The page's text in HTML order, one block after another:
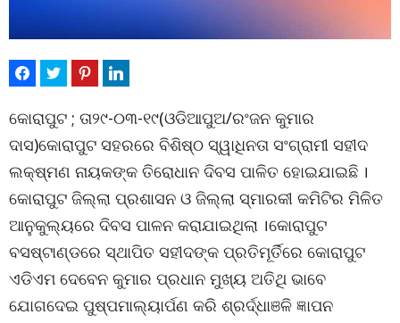
କୋରାପୁଟ ; ତା୨୯-୦୩-୧୯(ଓଡିଆପୁଅ/ରଂଜନ କୁମାର
ଦାସ)କୋରାପୁଟ ସହରରେ ବିଶିଷ୍ଠ ସ୍ୱାଧିନତା ସଂଗ୍ରାମୀ ସହୀଦ
ଲକ୍ଷ୍ମଣ ନାୟକଙ୍କ ତିରୋଧାନ ଦିବସ ପାଳିତ ହୋଇଯାଇଛି ।
କୋରାପୁଟ ଜିଲ୍ଲା ପ୍ରଶାସନ ଓ ଜିଲ୍ଲା ସ୍ମାରକୀ କମିଟିର ମିଳିତ
ଆନୁକୁଲ୍ୟରେ ଦିବସ ପାଳନ କରାଯାଇଥିଲା ।କୋରାପୁଟ
ବସଷ୍ଟାଣ୍ଡରେ ସ୍ଥାପିତ ସହୀଦଙ୍କ ପ୍ରତିମୂର୍ତିରେ କୋରାପୁଟ
ଏଡିଏମ ଦେବେନ କୁମାର ପ୍ରଧାନ ମୁଖ୍ୟ ଅତିଥି ଭାବେ
ଯୋଗଦେଇ ପୁଷ୍ପମାଲ୍ୟାର୍ପଣ କରି ଶ୍ରର୍ଦ୍ଧାଞଳି ଜ୍ଞାପନ